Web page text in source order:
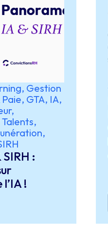
, Gestion
, GTA, IA,
,
,
,
:
!